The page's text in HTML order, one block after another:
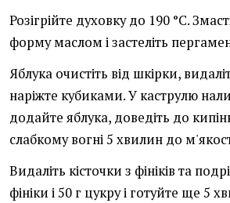
Розігрійте духовку до 190 °C.
форму маслом і застеліть
Яблука очистіть від шкірки,
наріжте кубиками. У каструлю
додайте яблука, доведіть до
слабкому вогні 5 хвилин до
Видаліть кісточки з фініків та
фініки і 50 г цукру і готуйте ще 5